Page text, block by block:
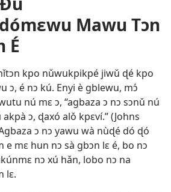
Mawu Tɔn
É
kpo nǔwukpikpé jiwǔ ɖé kpo
ɔ, é nɔ kú. Enyi è gblewu, mɔ́
nú mɛ ɔ, “agbaza ɔ nɔ sɔnǔ nú
ɔ, ɖaxó alǒ kpɛví.” (Johns
ɔ nɔ yawu wà nùɖé dó ɖó
e mɛ hun nɔ sà gbɔn lɛ é, bo nɔ
nɔ xú hǎn, lobo nɔ na
lɛ.